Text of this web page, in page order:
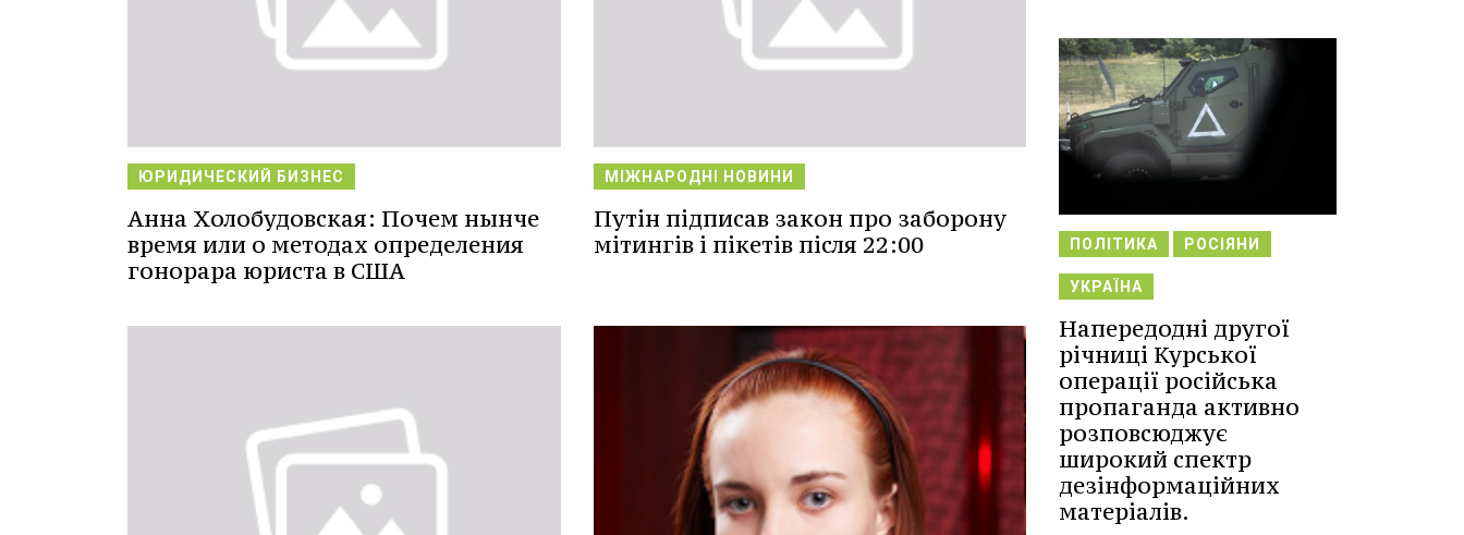
ЮРИДИЧЕСКИЙ БИЗНЕС
Анна Холобудовская: Почем нынче
время или о методах определения
гонорара юриста в США
МІЖНАРОДНІ НОВИНИ
Путін підписав закон про заборону
мітингів і пікетів після 22:00
ПОЛІТИКА РОСІЯНИ
УКРАЇНА
Напередодні другої
річниці Курської
операції російська
пропаганда активно
розповсюджує
широкий спектр
дезінформаційних
матеріалів.